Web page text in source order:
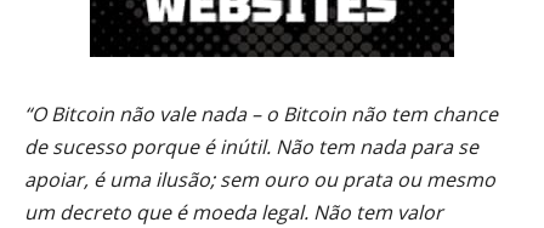
“O Bitcoin não vale nada – o Bitcoin não tem chance
de sucesso porque é inútil. Não tem nada para se
apoiar, é uma ilusão; sem ouro ou prata ou mesmo
um decreto que é moeda legal. Não tem valor